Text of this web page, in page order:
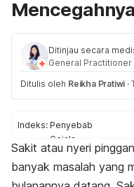
Mencegahnya
Ditinjau secara
General Practitioner
Ditulis oleh Reikha Pratiwi ·
Indeks: Penyebab
Gejala
Cara mengatasi
Cara mencegah
Sakit atau nyeri
banyak masalah yang